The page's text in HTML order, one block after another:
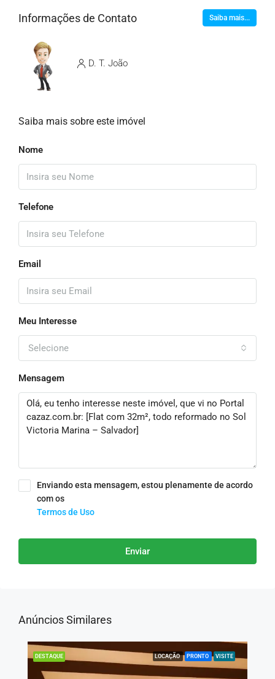
Informações de Contato Saiba mais...
D. T. João
Saiba mais sobre este imóvel
Nome
Telefone
Email
Meu Interesse
Selecione
Mensagem
Enviando esta mensagem, estou plenamente de acordo
com os
Termos de Uso
Enviar
Anúncios Similares
DESTAQUE LOCAÇÃO PRONTO VISITE